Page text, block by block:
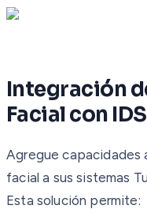
Integración
Facial con
Agregue capacidades
facial a sus sistemas
Esta solución permite: